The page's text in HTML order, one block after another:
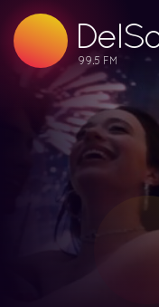
99.5 FM
99.5 FM
99.5 FM